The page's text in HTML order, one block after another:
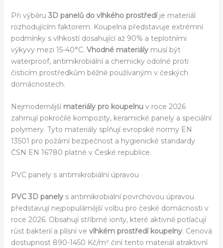
Při výběru 3D panelů do vlhkého prostředíje materiál
rozhodujícím faktorem. Koupelna představuje extrémní
podmínky s vlhkostí dosahující až 90% a teplotními
výkyvy mezi 15-40°C. Vhodné materiálymusí být
waterproof, antimikrobiální a chemicky odolné proti
čisticím prostředkům běžně používaným v českých
domácnostech.
Nejmodernější materiály pro koupelnuv roce 2026
zahrnují pokročilé kompozity, keramické panely a speciální
polymery. Tyto materiály splňují evropské normy EN
13501 pro požární bezpečnost a hygienické standardy
ČSN EN 16780 platné v České republice.
PVC panely s antimikrobiální úpravou
PVC 3D panelys antimikrobiální povrchovou úpravou
představují nejpopulárnější volbu pro české domácnosti v
roce 2026. Obsahují stříbrné ionty, které aktivně potlačují
růst bakterií a plísní ve vlhkém prostředí koupelny. Cenová
dostupnost 890-1450 Kč/m² činí tento materiál atraktivní